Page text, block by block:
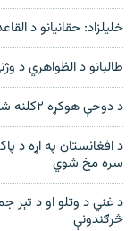
خليلزاد: حقانيانو د
طالبانو د الظواهري د
د دوحې هوکړه ۲کلنه شوه؛ تېر جمهوي نظام ولې وپاشل شو؟
د افغانستان په اړه د
سره مخ شوي
د غني د وتلو او د تېر
څرګندونې